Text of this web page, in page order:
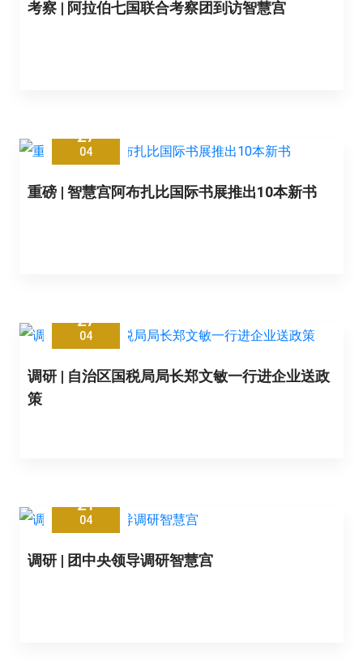
考察 | 阿拉伯七国联合考察团到访智慧宫
27
04
重磅 | 智慧宫阿布扎比国际书展推出10本新书
27
04
调研 | 自治区国税局局长郑文敏一行进企业送政
策
21
04
调研 | 团中央领导调研智慧宫